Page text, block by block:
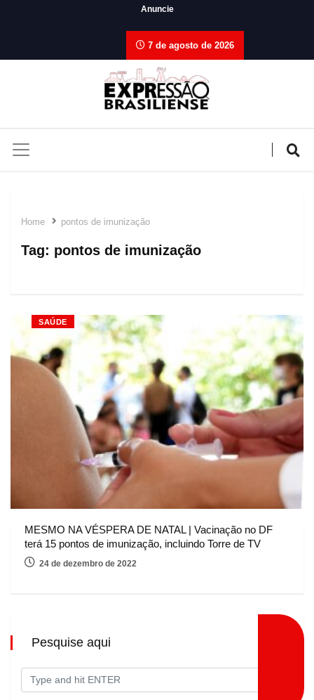
Anuncie
7 de agosto de 2026
Home pontos de imunização
Tag: pontos de imunização
SAÚDE
MESMO NA VÉSPERA DE NATAL | Vacinação no DF
terá 15 pontos de imunização, incluindo Torre de TV
24 de dezembro de 2022
Pesquise aqui